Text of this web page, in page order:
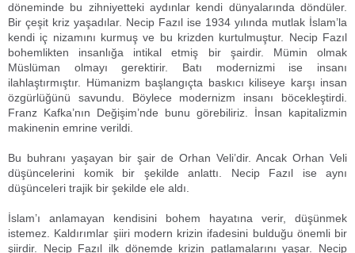
döneminde bu zihniyetteki aydınlar kendi dünyalarında döndüler.
Bir çeşit kriz yaşadılar. Necip Fazıl ise 1934 yılında mutlak İslam’la
kendi iç nizamını kurmuş ve bu krizden kurtulmuştur. Necip Fazıl
bohemlikten insanlığa intikal etmiş bir şairdir. Mümin olmak
Müslüman olmayı gerektirir. Batı modernizmi ise insanı
ilahlaştırmıştır. Hümanizm başlangıçta baskıcı kiliseye karşı insan
özgürlüğünü savundu. Böylece modernizm insanı böcekleştirdi.
Franz Kafka’nın Değişim’nde bunu görebiliriz. İnsan kapitalizmin
makinenin emrine verildi.
Bu buhranı yaşayan bir şair de Orhan Veli’dir. Ancak Orhan Veli
düşüncelerini komik bir şekilde anlattı. Necip Fazıl ise aynı
düşünceleri trajik bir şekilde ele aldı.
İslam’ı anlamayan kendisini bohem hayatına verir, düşünmek
istemez. Kaldırımlar şiiri modern krizin ifadesini bulduğu önemli bir
şiirdir. Necip Fazıl ilk dönemde krizin patlamalarını yaşar. Necip